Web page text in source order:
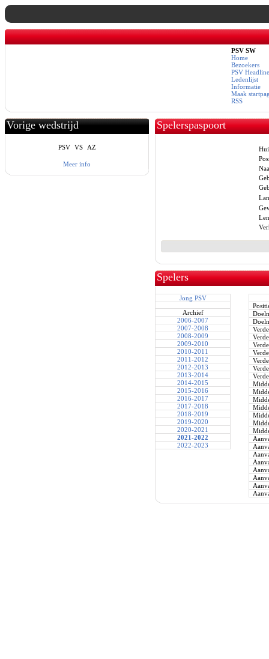
PSV SW
Home
Bezoekers
PSV
Ledenlijst
Informatie
Maak
RSS
Vorige wedstrijd
PSV VS AZ
Meer info
Spelerspaspoort
Spelers
Jong PSV
Archief
2006-2007
2007-2008
2008-2009
2009-2010
2010-2011
2011-2012
2012-2013
2013-2014
2014-2015
2015-2016
2016-2017
2017-2018
2018-2019
2019-2020
2020-2021
2021-2022
2022-2023